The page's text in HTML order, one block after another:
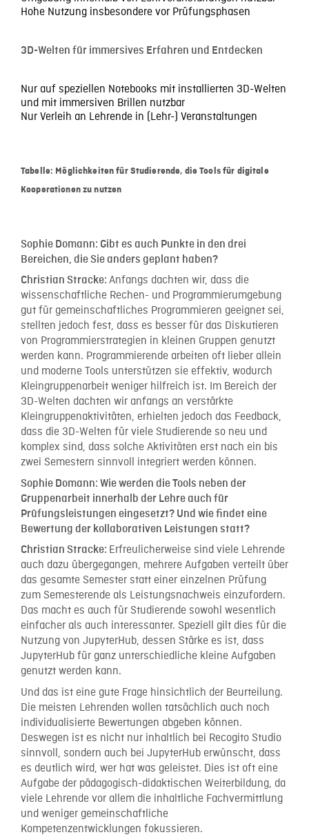
Hohe Nutzung insbesondere vor Prüfungsphasen
3D-Welten für immersives Erfahren und Entdecken
Nur auf speziellen Notebooks mit installierten 3D-Welten
und mit immersiven Brillen nutzbar
Nur Verleih an Lehrende in (Lehr-) Veranstaltungen
Tabelle: Möglichkeiten für Studierende, die Tools für digitale
Kooperationen zu nutzen
Sophie Domann: Gibt es auch Punkte in den drei
Bereichen, die Sie anders geplant haben?
Christian Stracke: Anfangs dachten wir, dass die
wissenschaftliche Rechen- und Programmierumgebung
gut für gemeinschaftliches Programmieren geeignet sei,
stellten jedoch fest, dass es besser für das Diskutieren
von Programmierstrategien in kleinen Gruppen genutzt
werden kann. Programmierende arbeiten oft lieber allein
und moderne Tools unterstützen sie effektiv, wodurch
Kleingruppenarbeit weniger hilfreich ist. Im Bereich der
3D-Welten dachten wir anfangs an verstärkte
Kleingruppenaktivitäten, erhielten jedoch das Feedback,
dass die 3D-Welten für viele Studierende so neu und
komplex sind, dass solche Aktivitäten erst nach ein bis
zwei Semestern sinnvoll integriert werden können.
Sophie Domann: Wie werden die Tools neben der
Gruppenarbeit innerhalb der Lehre auch für
Prüfungsleistungen eingesetzt? Und wie findet eine
Bewertung der kollaborativen Leistungen statt?
Christian Stracke: Erfreulicherweise sind viele Lehrende
auch dazu übergegangen, mehrere Aufgaben verteilt über
das gesamte Semester statt einer einzelnen Prüfung
zum Semesterende als Leistungsnachweis einzufordern.
Das macht es auch für Studierende sowohl wesentlich
einfacher als auch interessanter. Speziell gilt dies für die
Nutzung von JupyterHub, dessen Stärke es ist, dass
JupyterHub für ganz unterschiedliche kleine Aufgaben
genutzt werden kann.
Und das ist eine gute Frage hinsichtlich der Beurteilung.
Die meisten Lehrenden wollen tatsächlich auch noch
individualisierte Bewertungen abgeben können.
Deswegen ist es nicht nur inhaltlich bei Recogito Studio
sinnvoll, sondern auch bei JupyterHub erwünscht, dass
es deutlich wird, wer hat was geleistet. Dies ist oft eine
Aufgabe der pädagogisch-didaktischen Weiterbildung, da
viele Lehrende vor allem die inhaltliche Fachvermittlung
und weniger gemeinschaftliche
Kompetenzentwicklungen fokussieren.